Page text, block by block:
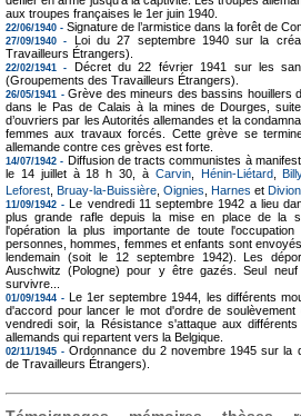
aux troupes françaises le 1er juin 1940.
22/06/1940 - Signature de l’armistice dans la forêt de
27/09/1940 -
Loi du 27 septembre 1940 sur la
Travailleurs Étrangers).
22/02/1941 -
Décret du 22 février 1941 sur les
(Groupements des Travailleurs Étrangers).
26/05/1941 - Grève des mineurs des bassins houillers
dans le Pas de Calais à la mines de Dourges,
d’ouvriers par les Autorités allemandes et la
femmes aux travaux forcés. Cette grève se
allemande contre ces grèves est forte.
14/07/1942 - Diffusion de tracts communistes à
le 14 juillet à 18 h 30, à Carvin, Hénin-Liétard,
Leforest Bruay-la-Buissière Oignies Harnes et Divion
11/09/1942 - Le vendredi 11 septembre 1942 a lieu
plus grande rafle depuis la mise en place de la
l'opération la plus importante de toute
personnes, hommes, femmes et enfants sont
lendemain (soit le 12 septembre 1942). Les
Auschwitz (Pologne) pour y être gazés. Seul
survivre...
01/09/1944 - Le 1er septembre 1944, les différents
d'accord pour lancer le mot d'ordre de
vendredi soir, la Résistance s'attaque aux
allemands qui repartent vers la Belgique.
02/11/1945 - Ordonnance du 2 novembre 1945 sur la
de Travailleurs Étrangers).